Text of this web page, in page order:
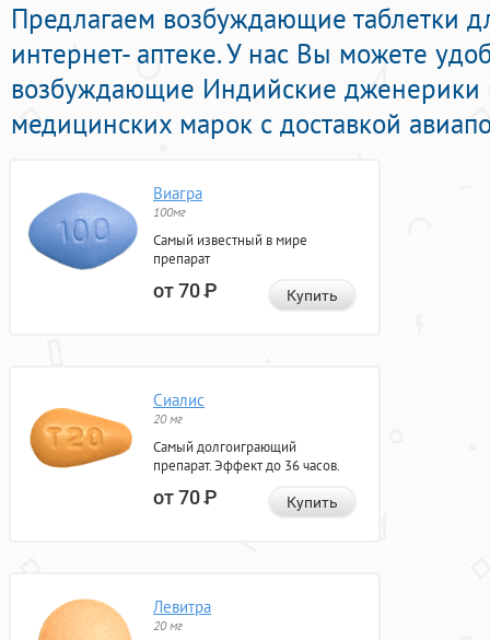
Предлагаем возбуждающие таблетки
интернет- аптеке. У нас Вы можете
возбуждающие Индийские дженерики
медицинских марок с доставкой
Виагра
100мг
Самый известный в мире
препарат
от 70Р Купить
Сиалис
20 мг
Самый долгоиграющий
препарат. Эффект до 36 часов.
от 70Р Купить
Левитра
20 мг